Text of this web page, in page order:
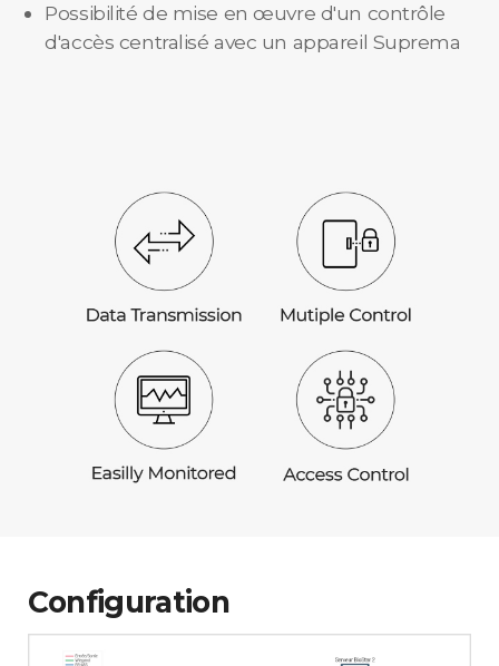
Possibilité de mise en œuvre d'un contrôle
d'accès centralisé avec un appareil Suprema
Configuration